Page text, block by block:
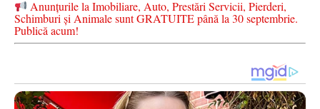
Anunțurile la Imobiliare, Auto, Prestări Servicii, Pierderi,
Schimburi și Animale sunt GRATUITE până la 30 septembrie.
Publică acum!